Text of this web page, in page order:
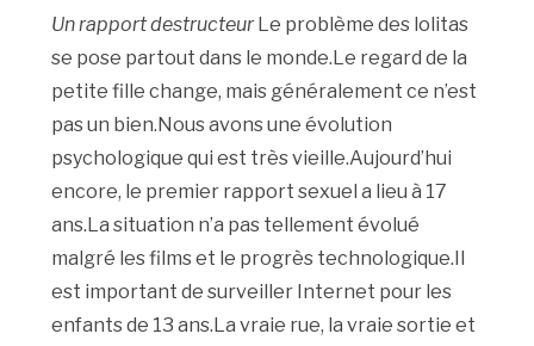
Un rapport destructeurLe problème des lolitas
se pose partout dans le monde.Le regard de la
petite fille change, mais généralement ce n’est
pas un bien.Nous avons une évolution
psychologique qui est très vieille.Aujourd’hui
encore, le premier rapport sexuel a lieu à 17
ans.La situation n’a pas tellement évolué
malgré les films et le progrès technologique.Il
est important de surveiller Internet pour les
enfants de 13 ans.La vraie rue, la vraie sortie et